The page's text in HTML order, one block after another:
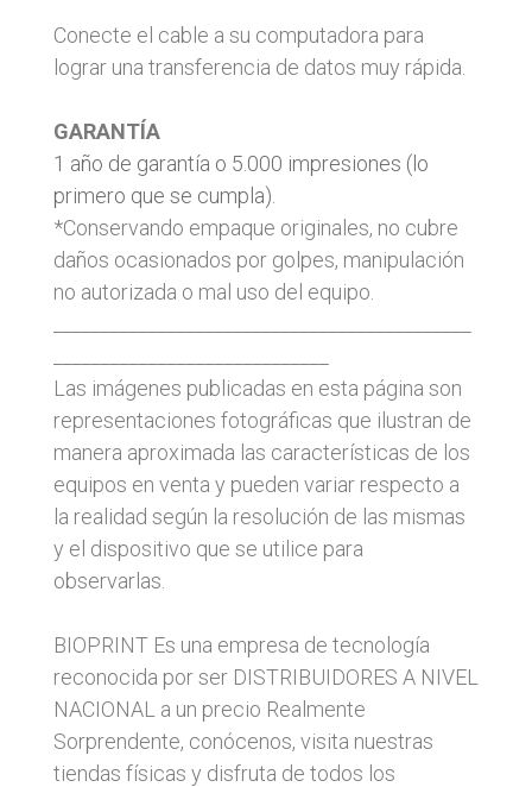
Conecte el cable a su computadora para
lograr una transferencia de datos muy rápida.
GARANTÍA
1 año de garantía o 5.000 impresiones (lo
primero que se cumpla).
*Conservando empaque originales, no cubre
daños ocasionados por golpes, manipulación
no autorizada o mal uso del equipo.
Las imágenes publicadas en esta página son
representaciones fotográficas que ilustran de
manera aproximada las características de los
equipos en venta y pueden variar respecto a
la realidad según la resolución de las mismas
y el dispositivo que se utilice para
observarlas.
BIOPRINT Es una empresa de tecnología
reconocida por ser DISTRIBUIDORES A NIVEL
NACIONAL a un precio Realmente
Sorprendente, conócenos, visita nuestras
tiendas físicas y disfruta de todos los